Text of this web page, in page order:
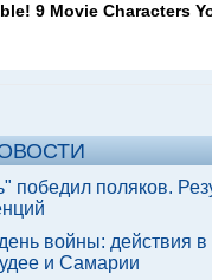
9 Movie Characters
победил поляков.
войны: действия
и Самарии